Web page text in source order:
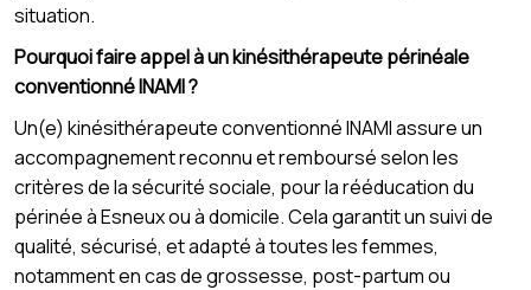
situation.
Pourquoi faire appel à un kinésithérapeute périnéale
conventionné INAMI ?
Un(e) kinésithérapeute conventionné INAMI assure un
accompagnement reconnu et remboursé selon les
critères de la sécurité sociale, pour la rééducation du
périnée à Esneux ou à domicile. Cela garantit un suivi de
qualité, sécurisé, et adapté à toutes les femmes,
notamment en cas de grossesse, post-partum ou